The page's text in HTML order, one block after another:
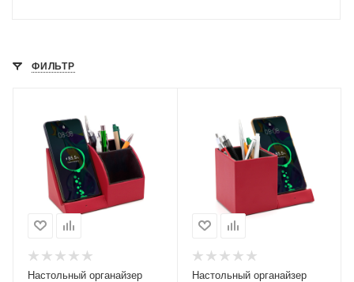
ФИЛЬТР
Настольный органайзер
Настольный органайзер